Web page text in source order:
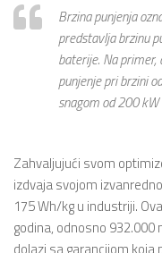
Brzina punjenja
predstavlja brzinu
baterije. Na
punjenje pri brzini
snagom od 200
Zahvaljujući svom
izdvaja svojom
175 Wh/kg u industriji.
godina, odnosno 932.000
dolazi sa garancijom koja